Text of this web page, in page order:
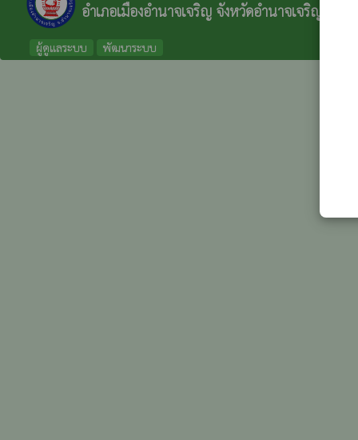
อำเภอเมืองอำนาจเจริญ จังหวัดอำนาจเจริญ
ผู้ดูแลระบบ พัฒนาระบบ